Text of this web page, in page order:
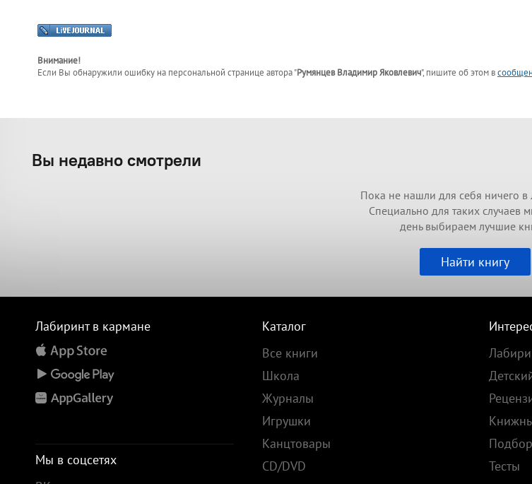
Внимание!
Если Вы обнаружили ошибку на персональной странице автора "Румянцев Владимир Яковлевич", пишите об этом в
Вы недавно смотрели
Пока не нашли для себя ничего в
Специально для таких случаев
день выбираем лучшие
Найти книгу
Лабиринт в кармане
Мы в соцсетях
Каталог
Все книги
Школа
Журналы
Игрушки
Канцтовары
CD/DVD
Тесты